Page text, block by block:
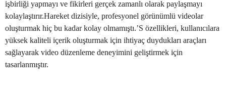
işbirliği yapmayı ve fikirleri gerçek zamanlı olarak paylaşmayı
kolaylaştırır.Hareket dizisiyle, profesyonel görünümlü videolar
oluşturmak hiç bu kadar kolay olmamıştı.’S özellikleri, kullanıcılara
yüksek kaliteli içerik oluşturmak için ihtiyaç duydukları araçları
sağlayarak video düzenleme deneyimini geliştirmek için
tasarlanmıştır.